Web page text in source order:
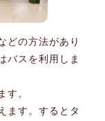
どの方法があり
バスを利用しま
す。
ます。するとタ